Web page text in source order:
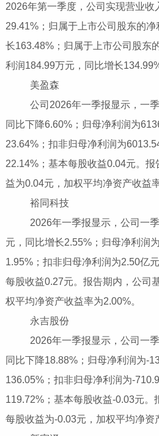
2026年第一季度，公司实现营业收
29.41%；归属于上市公司股东的
长163.48%；归属于上市公司股东
利润184.99万元，同比增长
美盈森
公司2026年一季报显示，一季
同比下降6.60%；归母净利润为
23.64%；扣非归母净利润为
22.14%；基本每股收益0.04元。
益为0.04元，加权平均净资产收益
裕同科技
2026年一季报显示，公司一季
元，同比增长2.55%；归母净利润
1.95%；扣非归母净利润为2.50亿
每股收益0.27元。报告期内，公司
权平均净资产收益率为2.00%。
永吉股份
2026年一季报显示，公司一季
同比下降18.88%；归母净利润为-
136.05%；扣非归母净利润为-
119.72%；基本每股收益-0.03元。
每股收益为-0.03元，加权平均净资